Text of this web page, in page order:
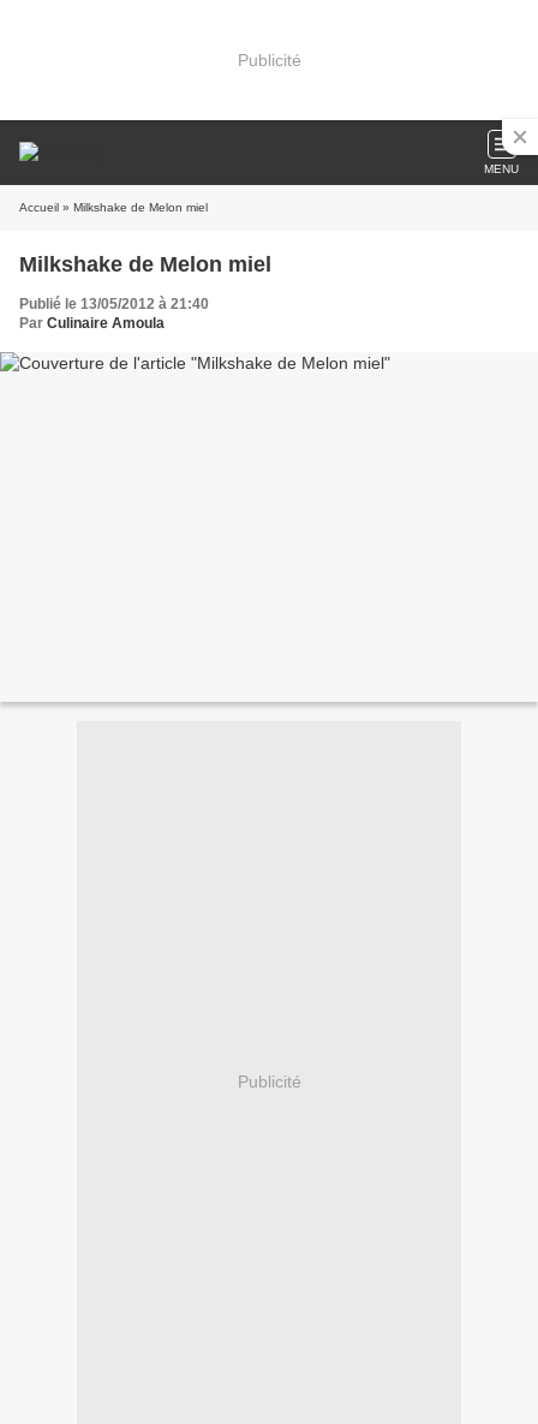
Publicité
MENU
Accueil » Milkshake de Melon miel
Milkshake de Melon miel
Publié le 13/05/2012 à 21:40
Par Culinaire Amoula
Publicité